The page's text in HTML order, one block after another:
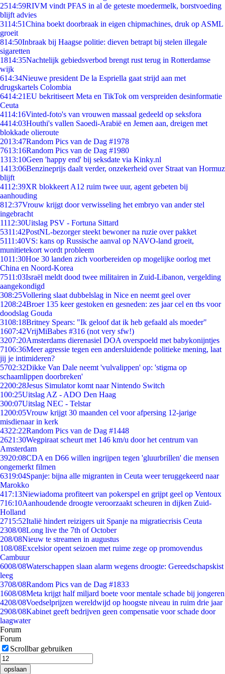
2514:59RIVM vindt PFAS in al de geteste moedermelk, borstvoeding
blijft advies
3114:51China boekt doorbraak in eigen chipmachines, druk op ASML
groeit
814:50Inbraak bij Haagse politie: dieven betrapt bij stelen illegale
sigaretten
1814:35Nachtelijk gebiedsverbod brengt rust terug in Rotterdamse
wijk
614:34Nieuwe president De la Espriella gaat strijd aan met
drugskartels Colombia
6414:21EU bekritiseert Meta en TikTok om verspreiden desinformatie
Ceuta
4114:16Vinted-foto's van vrouwen massaal gedeeld op seksfora
4414:03Houthi's vallen Saoedi-Arabië en Jemen aan, dreigen met
blokkade olieroute
2013:47Random Pics van de Dag #1978
7613:16Random Pics van de Dag #1980
1313:10Geen 'happy end' bij seksdate via Kinky.nl
1413:06Benzineprijs daalt verder, onzekerheid over Straat van Hormuz
blijft
4112:39XR blokkeert A12 ruim twee uur, agent gebeten bij
aanhouding
812:37Vrouw krijgt door verwisseling het embryo van ander stel
ingebracht
1112:30Uitslag PSV - Fortuna Sittard
5311:42PostNL-bezorger steekt bewoner na ruzie over pakket
5111:40VS: kans op Russische aanval op NAVO-land groeit,
munitietekort wordt probleem
1011:30Hoe 30 landen zich voorbereiden op mogelijke oorlog met
China en Noord-Korea
7511:03Israël meldt dood twee militairen in Zuid-Libanon, vergelding
aangekondigd
308:25Vollering slaat dubbelslag in Nice en neemt geel over
1208:24Broer 135 keer gestoken en gesneden: zes jaar cel en tbs voor
doodslag Gouda
3108:18Britney Spears: "Ik geloof dat ik heb gefaald als moeder"
1607:42VrijMiBabes #316 (not very sfw!)
3207:20Amsterdams dierenasiel DOA overspoeld met babykonijntjes
7106:36Meer agressie tegen een andersluidende politieke mening, laat
jij je intimideren?
5702:32Dikke Van Dale neemt 'vulvalippen' op: 'stigma op
schaamlippen doorbreken'
2200:28Jesus Simulator komt naar Nintendo Switch
100:25Uitslag AZ - ADO Den Haag
300:07Uitslag NEC - Telstar
1200:05Vrouw krijgt 30 maanden cel voor afpersing 12-jarige
misdienaar in kerk
4322:22Random Pics van de Dag #1448
2621:30Wegpiraat scheurt met 146 km/u door het centrum van
Amsterdam
3920:08CDA en D66 willen ingrijpen tegen 'gluurbrillen' die mensen
ongemerkt filmen
6319:04Spanje: bijna alle migranten in Ceuta weer teruggekeerd naar
Marokko
417:13Niewiadoma profiteert van pokerspel en grijpt geel op Ventoux
716:10Aanhoudende droogte veroorzaakt scheuren in dijken Zuid-
Holland
2715:52Italië hindert reizigers uit Spanje na migratiecrisis Ceuta
2308/08Long live the 7th of October
208/08Nieuw te streamen in augustus
108/08Excelsior opent seizoen met ruime zege op promovendus
Cambuur
6008/08Waterschappen slaan alarm wegens droogte: Gereedschapskist
leeg
3708/08Random Pics van de Dag #1833
1608/08Meta krijgt half miljard boete voor mentale schade bij jongeren
4208/08Voedselprijzen wereldwijd op hoogste niveau in ruim drie jaar
2908/08Kabinet geeft bedrijven geen compensatie voor schade door
laagwater
Forum
Forum
Scrollbar gebruiken
opslaan